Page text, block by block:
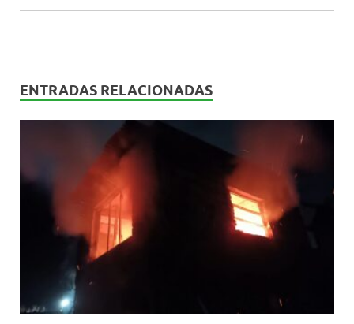
ENTRADAS RELACIONADAS